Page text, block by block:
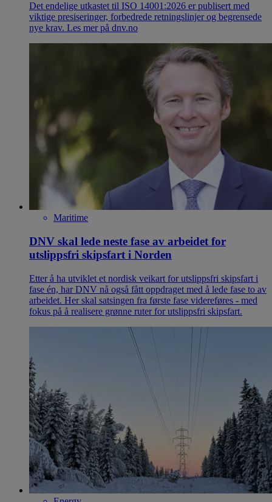
Det endelige utkastet til ISO 14001:2026 er publisert med
viktige presiseringer, forbedrede retningslinjer og begrensede
nye krav. Les mer på dnv.no
Maritime
DNV skal lede neste fase av arbeidet for
utslippsfri skipsfart i Norden
Etter å ha utviklet et nordisk veikart for utslippsfri skipsfart i
fase én, har DNV nå også fått oppdraget med å lede fase to av
arbeidet. Her skal satsingen fra første fase videreføres - med
fokus på å realisere grønne ruter for utslippsfri skipsfart.